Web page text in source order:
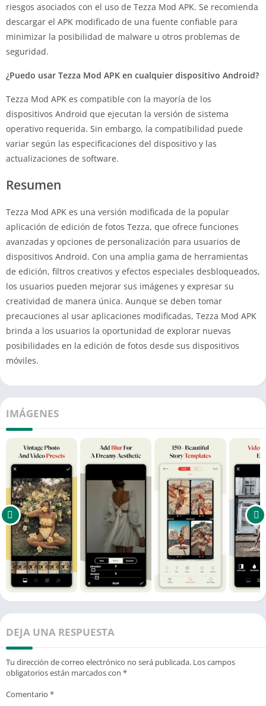
riesgos asociados con el uso de Tezza Mod APK. Se recomienda
descargar el APK modificado de una fuente confiable para
minimizar la posibilidad de malware u otros problemas de
seguridad.
¿Puedo usar Tezza Mod APK en cualquier dispositivo Android?
Tezza Mod APK es compatible con la mayoría de los
dispositivos Android que ejecutan la versión de sistema
operativo requerida. Sin embargo, la compatibilidad puede
variar según las especificaciones del dispositivo y las
actualizaciones de software.
Resumen
Tezza Mod APK es una versión modificada de la popular
aplicación de edición de fotos Tezza, que ofrece funciones
avanzadas y opciones de personalización para usuarios de
dispositivos Android. Con una amplia gama de herramientas
de edición, filtros creativos y efectos especiales desbloqueados,
los usuarios pueden mejorar sus imágenes y expresar su
creatividad de manera única. Aunque se deben tomar
precauciones al usar aplicaciones modificadas, Tezza Mod APK
brinda a los usuarios la oportunidad de explorar nuevas
posibilidades en la edición de fotos desde sus dispositivos
móviles.
IMÁGENES
DEJA UNA RESPUESTA
Tu dirección de correo electrónico no será publicada. Los campos
obligatorios están marcados con *
Comentario *